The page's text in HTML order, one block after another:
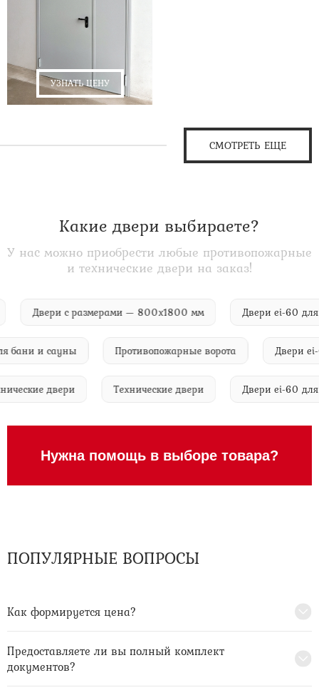
УЗНАТЬ ЦЕНУ
СМОТРЕТЬ ЕЩЕ
Какие двери выбираете?
У нас можно приобрести любые противопожарные
и технические двери на заказ!
Двери с размерами — 800х1800 мм Двери ei-60
и сауны Противопожарные ворота Двери ei-60
двери Технические двери Двери ei-60
Нужна помощь в выборе товара?
ПОПУЛЯРНЫЕ ВОПРОСЫ
Как формируется цена?
Предоставляете ли вы полный комплект
документов?